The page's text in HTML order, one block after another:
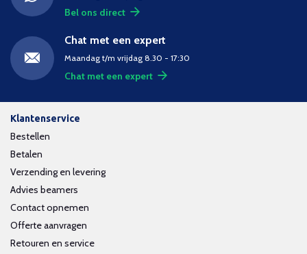
Bel ons direct
Chat met een expert
Maandag t/m vrijdag 8.30 - 17:30
Chat met een expert
Klantenservice
Bestellen
Betalen
Verzending en levering
Advies beamers
Contact opnemen
Offerte aanvragen
Retouren en service